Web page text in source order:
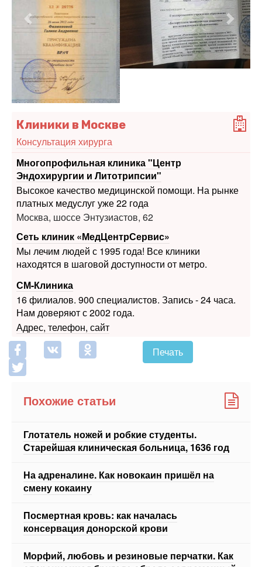
Предыдущий
Клиники в Москве
Консультация хирурга
Многопрофильная клиника "Центр
Эндохирургии и Литотрипсии"
платных медуслуг уже 22 года
Москва, шоссе Энтузиастов, 62
Сеть клиник «МедЦентрСервис»
Мы лечим людей с 1995 года! Все клиники
СМ-Клиника
16 филиалов. 900 специалистов. Запись - 24 часа.
Адрес, телефон, сайт
Похожие статьи
Глотатель ножей и робкие студенты.
Старейшая клиническая больница, 1636 год
На адреналине. Как новокаин пришёл на
смену кокаину
Посмертная кровь: как началась
консервация донорской крови
Морфий, любовь и резиновые перчатки. Как
операционная бригада обрела современный